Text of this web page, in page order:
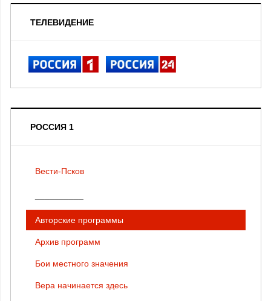
ТЕЛЕВИДЕНИЕ
РОССИЯ 1
Вести-Псков
Авторские программы
Архив программ
Бои местного значения
Вера начинается здесь